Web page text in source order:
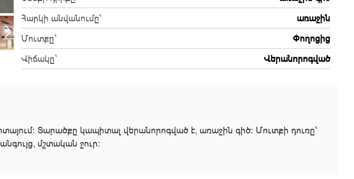
Հարկի անվանումը՝
առաջին
Մուտքը`
Փողոցից
Վիճակը`
Վերանորոգված
Տարածքը կապիտալ վերանորոգված է, առաջին գիծ։ Մուտքի դուռը՝
մշտական ջուր։